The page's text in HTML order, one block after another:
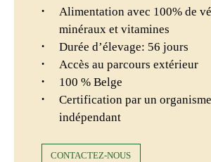
Alimentation avec 100% de
minéraux et vitamines
Durée d’élevage: 56 jours
Accès au parcours extérieur
100 % Belge
Certification par un organisme
indépendant
CONTACTEZ-NOUS